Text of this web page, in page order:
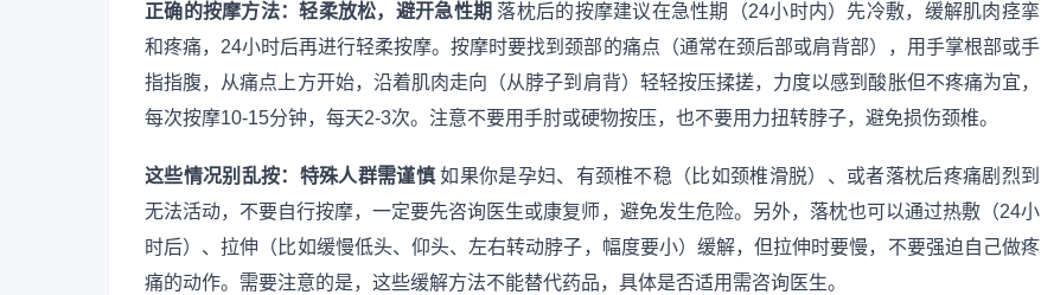
正确的按摩方法：轻柔放松，避开急性期 落枕后的按摩建议在急性期（24小时内）先冷敷，缓解肌肉痉挛
和疼痛，24小时后再进行轻柔按摩。按摩时要找到颈部的痛点（通常在颈后部或肩背部），用手掌根部或手
指指腹，从痛点上方开始，沿着肌肉走向（从脖子到肩背）轻轻按压揉搓，力度以感到酸胀但不疼痛为宜，
每次按摩10-15分钟，每天2-3次。注意不要用手肘或硬物按压，也不要用力扭转脖子，避免损伤颈椎。
这些情况别乱按：特殊人群需谨慎如果你是孕妇、有颈椎不稳（比如颈椎滑脱）、或者落枕后疼痛剧烈到
无法活动，不要自行按摩，一定要先咨询医生或康复师，避免发生危险。另外，落枕也可以通过热敷（24小
时后）、拉伸（比如缓慢低头、仰头、左右转动脖子，幅度要小）缓解，但拉伸时要慢，不要强迫自己做疼
痛的动作。需要注意的是，这些缓解方法不能替代药品，具体是否适用需咨询医生。